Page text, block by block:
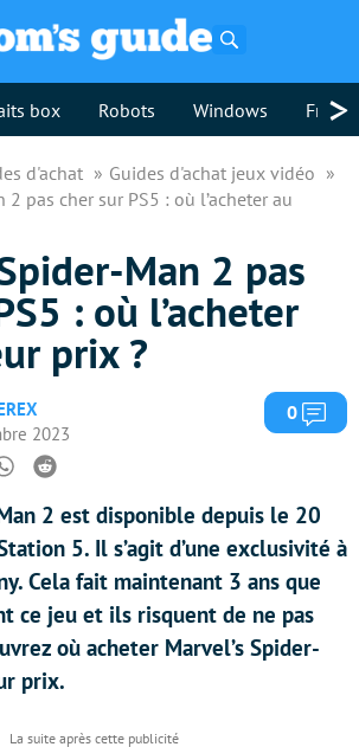
box Robots Windows >
d'achat
Guides d'achat jeux vidéo
2 pas cher sur PS5 : où l’acheter au
Man 2 pas
: où l’acheter
prix ?
2023
0
Whatsapp
Reddit
2 est disponible depuis le 20
5. Il s’agit d’une exclusivité à
Cela fait maintenant 3 ans que
ce jeu et ils risquent de ne pas
où acheter Marvel’s Spider-
prix.